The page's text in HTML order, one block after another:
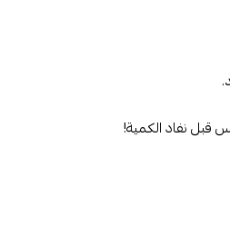
قبل نفاد الكمية!